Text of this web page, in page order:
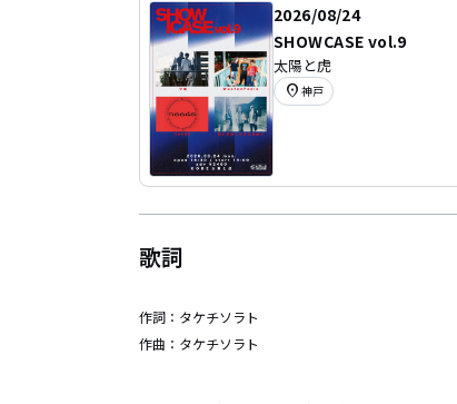
2026/08/24
SHOWCASE vol.9
太陽と虎
location_on 神戸
歌詞
作詞： タケチソラト
作曲： タケチソラト